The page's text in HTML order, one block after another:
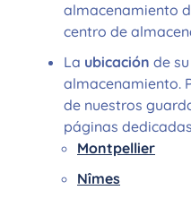
almacenamiento
centro de
La ubicación de
almacenamiento.
de nuestros
páginas
Montpellier
Nîmes